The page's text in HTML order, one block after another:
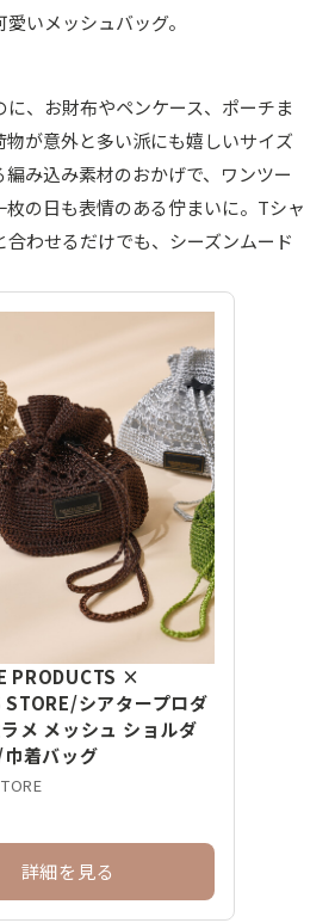
いメッシュバッグ。
に、お財布やペンケース、ポーチま
が意外と多い派にも嬉しいサイズ
み込み素材のおかげで、ワンツー
枚の日も表情のある佇まいに。Tシャ
わせるだけでも、シーズンムード
PRODUCTS ×
STORE/シアタープロダ
メ メッシュ ショルダ
着バッグ
詳細を見る